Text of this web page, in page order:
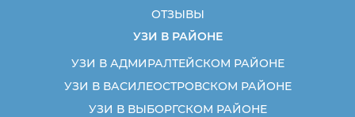
ОТЗЫВЫ
УЗИ В РАЙОНЕ
УЗИ В АДМИРАЛТЕЙСКОМ РАЙОНЕ
УЗИ В ВАСИЛЕОСТРОВСКОМ РАЙОНЕ
УЗИ В ВЫБОРГСКОМ РАЙОНЕ